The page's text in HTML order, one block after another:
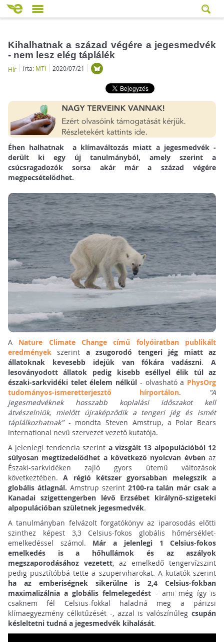
Kihalhatnak a század végére a jegesmedvék
- nem lesz elég táplálék
Hír írta: MTI 2020/07/21
Éhen halhatnak a klímaváltozás miatt a jegesmedvék -
derült ki egy új tanulmányból, amely szerint a
csúcsragadozók sorsa akár már a század végére
megpecsételődhet.
A Nature Climate Change című folyóiratban publikált
eredményekszerint a zsugorodó tengeri jég miatt az
állatoknak kevesebb idejük van fókára vadászni.A
lesoványodott állatok pedig kisebb eséllyel élik túl az
északi-sarkvidéki telet élelem nélkül - olvasható a PhysOrg
tudományos-ismeretterjesztő hírportálon.
"A
jegesmedvéknek hosszabb koplalási időszakot kell
átvészelniük, mielőtt újraképződik a tengeri jég és ismét
táplálkozhatnak"- mondta Steven Amstrup, a Polar Bears
International nevű szervezet vezető kutatója.
A jelenlegi tendencia szerint a vizsgált 13 alpopulációból 12
súlyosan megtizedelődhet a következő nyolcvan évbenaz
Északi-sarkvidéken zajló gyors ütemű változások
következtében.A régió kétszer gyorsabban melegszik a
globális átlagnál. Amstrup szerint 2100-ra talán már csak a
Kanadai szigettengerben lévő Erzsébet királynő-szigeteki
alpopulációban születnek jegesmedvék.
A tanulmányban felvázolt forgatókönyv az iparosodás előtti
szinthez képest 3,3 Celsius-fokos globális hőmérséklet-
emelkedéssel számol. Már a jelenlegi 1 Celsius-fokos
emelkedés is a hőhullámok és az aszályok
megszaporodásához vezetett, az emelkedő tengervízszint
pedig pusztítóbbá tette a szuperviharokat. A kutatók szerint
ha az emberiségnek sikerülne is 2,4 Celsius-fokban
maximalizálnia a globális felmelegedést - ami még így is
csaknem fél Celsius-fokkal haladná meg a párizsi
klímaegyezmény célkitűzését -, azzal is valószínűlegcsupán
késleltetni tudná a jegesmedvék kihalását.